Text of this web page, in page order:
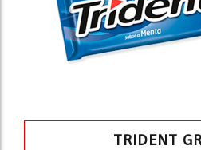
TRIDENT